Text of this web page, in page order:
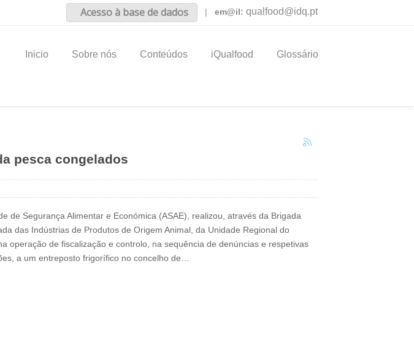
Acesso à base de dados | em@il: qualfood@idq.pt
Inicio Sobre nós Conteúdos iQualfood Glossário
pesca congelados
de Segurança Alimentar e Económica (ASAE), realizou, através da Brigada
das Indústrias de Produtos de Origem Animal, da Unidade Regional do
operação de fiscalização e controlo, na sequência de denúncias e respetivas
a um entreposto frigorífico no concelho de…